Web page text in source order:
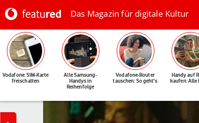
Das Magazin für digitale Kultur
Vodafone: SIM-Karte
freischalten
Alle Samsung-
Handys in
Reihenfolge
Vodafone-Router
tauschen: So geht's
Handy auf
kaufen: Alle